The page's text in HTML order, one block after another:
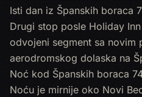
Isti dan iz Španskih boraca
Drugi stop posle Holiday
odvojeni segment sa novim
aerodromskog dolaska na
Noć kod Španskih boraca
Noću je mirnije oko Novi